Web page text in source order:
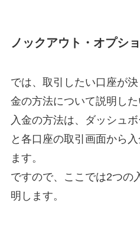
ノックアウト・オプシ
では、取引したい口座が
金の方法について説明した
入金の方法は、ダッシュ
と各口座の取引画面から
ます。
ですので、ここでは2つの
明します。